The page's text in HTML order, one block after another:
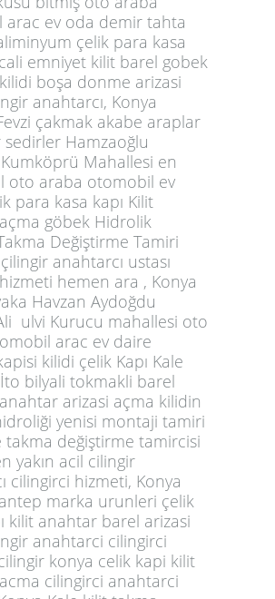
arac ev oda demir tahta
çelik para kasa
emniyet kilit barel gobek
boşa donme arizasi
anahtarcı, Konya
çakmak akabe araplar
sedirler Hamzaoğlu
Mahallesi en
oto araba otomobil ev
para kasa kapı Kilit
göbek Hidrolik
Değiştirme Tamiri
anahtarcı ustası
hemen ara , Konya
Havzan Aydoğdu
ulvi Kurucu mahallesi oto
arac ev daire
kilidi çelik Kapı Kale
bilyali tokmakli barel
anahtar arizasi açma kilidin
yenisi montaji tamiri
takma değiştirme tamircisi
yakın acil cilingir
cilingirci hizmeti, Konya
marka urunleri çelik
kilit anahtar barel arizasi
anahtarci cilingirci
konya celik kapi kilit
cilingirci anahtarci